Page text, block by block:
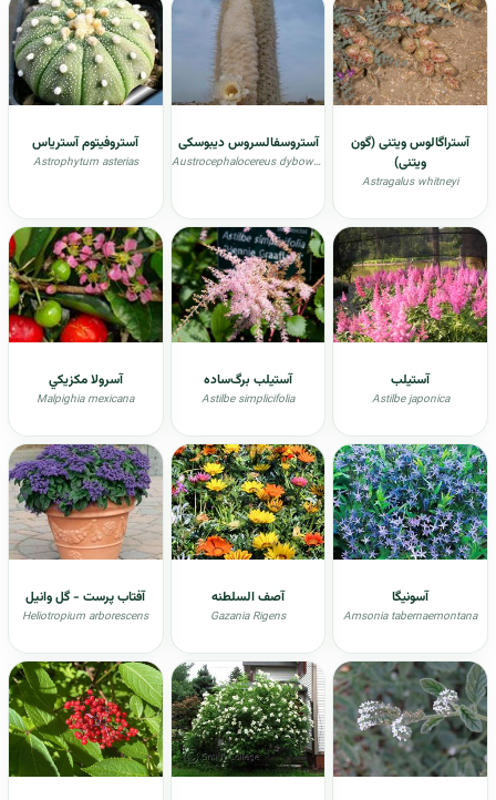
آستراگالوس ویتنی (گون
ویتنی)
Astragalus whitneyi
آستروسفالسروس دیبوسکی
Austrocephalocereus dybowskii
آستروفیتوم آستریاس
Astrophytum asterias
آستیلب
Astilbe japonica
آستیلب برگ‌ساده
Astilbe simplicifolia
آسرولا مکزيکي
Malpighia mexicana
آسونيگا
Amsonia tabernaemontana
آصف السلطنه
Gazania Rigens
آفتاب پرست - گل وانیل
Heliotropium arborescens